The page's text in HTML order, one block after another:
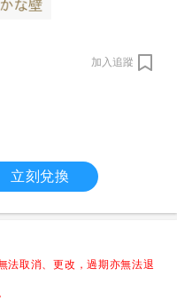
加入追蹤
立刻兌換
法取消、更改，過期亦無法退